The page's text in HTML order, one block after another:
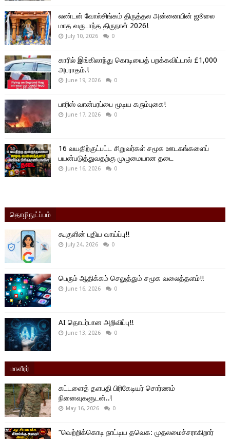
லண்டன் வோல்சிங்கம் திருத்தல அன்னையின் ஜூலை
மாத வருடாந்த திருநாள் 2026!
July 10, 2026 0
காரில் இங்கிலாந்து கொடியைத் பறக்கவிட்டால் £1,000
அபராதம்.!
June 19, 2026 0
பாரிஸ் வான்பரப்பை மூடிய கரும்புகை!
June 17, 2026 0
16 வயதிற்குட்பட்ட சிறுவர்கள் சமூக ஊடகங்களைப்
பயன்படுத்துவதற்கு முழுமையான தடை
June 16, 2026 0
தொழிநுட்ப்பம்
கூகுளின் புதிய வாய்ப்பு!!
July 24, 2026 0
பெரும் ஆதிக்கம் செலுத்தும் சமூக வலைத்தளம்!!
June 16, 2026 0
AI தொடர்பான அறிவிப்பு!!
June 13, 2026 0
மாவீரர்
கட்டளைத் தளபதி பிரிகேடியர் சொர்ணம்
நினைவுகளுடன்..!
May 16, 2026 0
“வெற்றிக்கொடி நாட்டிய தவெக: முதலமைச்சராகிறார்